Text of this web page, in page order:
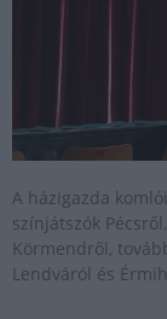
A házigazda
színjátszók
Körmendről,
Lendváról és